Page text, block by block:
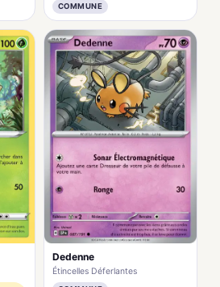
COMMUNE
Dedenne
Étincelles Déferlantes